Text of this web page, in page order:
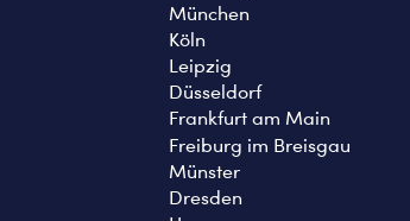
München
Köln
Leipzig
Düsseldorf
Frankfurt am Main
Freiburg im Breisgau
Münster
Dresden